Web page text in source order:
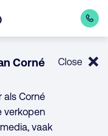
Corné
als Corné
verkopen
vaak
Close